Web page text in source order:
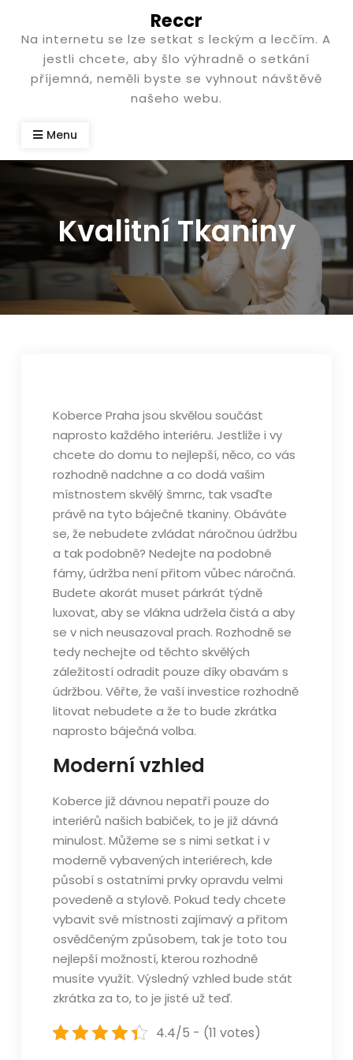
content
Reccr
Na internetu se lze setkat s leckým a lecčím. A
jestli chcete, aby šlo výhradně o setkání
příjemná, neměli byste se vyhnout návštěvě
našeho webu.
Menu
Kvalitní Tkaniny
Koberce Praha jsou skvělou součást
naprosto každého interiéru. Jestliže i vy
chcete do domu to nejlepší, něco, co vás
rozhodně nadchne a co dodá vašim
místnostem skvělý šmrnc, tak vsaďte
právě na tyto báječné tkaniny. Obáváte
se, že nebudete zvládat náročnou údržbu
a tak podobně? Nedejte na podobné
fámy, údržba není přitom vůbec náročná.
Budete akorát muset párkrát týdně
luxovat, aby se vlákna udržela čistá a aby
se v nich neusazoval prach. Rozhodně se
tedy nechejte od těchto skvělých
záležitostí odradit pouze díky obavám s
údržbou. Věřte, že vaší investice rozhodně
litovat nebudete a že to bude zkrátka
naprosto báječná volba.
Moderní vzhled
Koberce již dávnou nepatří pouze do
interiérů našich babiček, to je již dávná
minulost. Můžeme se s nimi setkat i v
moderně vybavených interiérech, kde
působí s ostatními prvky opravdu velmi
povedeně a stylově. Pokud tedy chcete
vybavit své místnosti zajímavý a přitom
osvědčeným způsobem, tak je toto tou
nejlepší možností, kterou rozhodně
musíte využít. Výsledný vzhled bude stát
zkrátka za to, to je jisté už teď.
4.4/5 - (11 votes)